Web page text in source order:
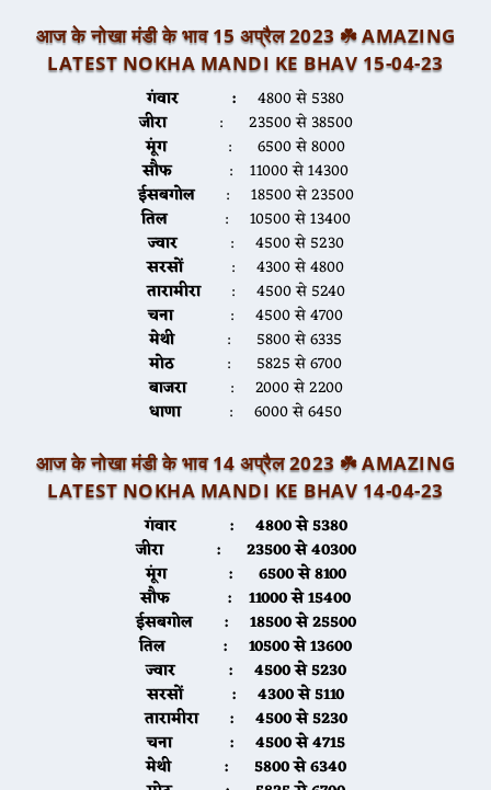
आज के नोखा मंडी के भाव 15 अप्रैल 2023 ☘️AMAZING
LATEST NOKHA MANDI KE BHAV 15-04-23
गंवार :
4800 से 5380
जीरा: 23500 से 38500
मूंग: 6500 से 8000
सौफ: 11000 से 14300
ईसबगोल: 18500 से 23500
तिल: 10500 से 13400
ज्वार: 4500 से 5230
सरसों: 4300 से 4800
तारामीरा: 4500 से 5240
चना: 4500 से 4700
मेथी: 5800 से 6335
मोठ
: 5825 से 6700
बाजरा: 2000 से 2200
धाणा: 6000 से 6450
आज के नोखा मंडी के भाव 14 अप्रैल 2023 ☘️AMAZING
LATEST NOKHA MANDI KE BHAV 14-04-23
गंवार :
4800 से 5380
जीरा: 23500 से 40300
मूंग: 6500 से 8100
सौफ: 11000 से 15400
ईसबगोल: 18500 से 25500
तिल: 10500 से 13600
ज्वार: 4500 से 5230
सरसों: 4300 से 5110
तारामीरा: 4500 से 5230
चना: 4500 से 4715
मेथी: 5800 से 6340